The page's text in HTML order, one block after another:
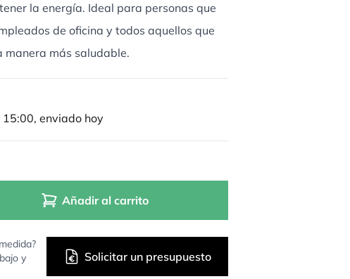
la energía. Ideal para personas que
de oficina y todos aquellos que
manera más saludable.
enviado hoy
Añadir al carrito
y
Solicitar un presupuesto